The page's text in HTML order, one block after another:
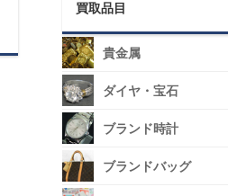
買取品目
貴金属
ダイヤ・宝石
ブランド時計
ブランドバッグ